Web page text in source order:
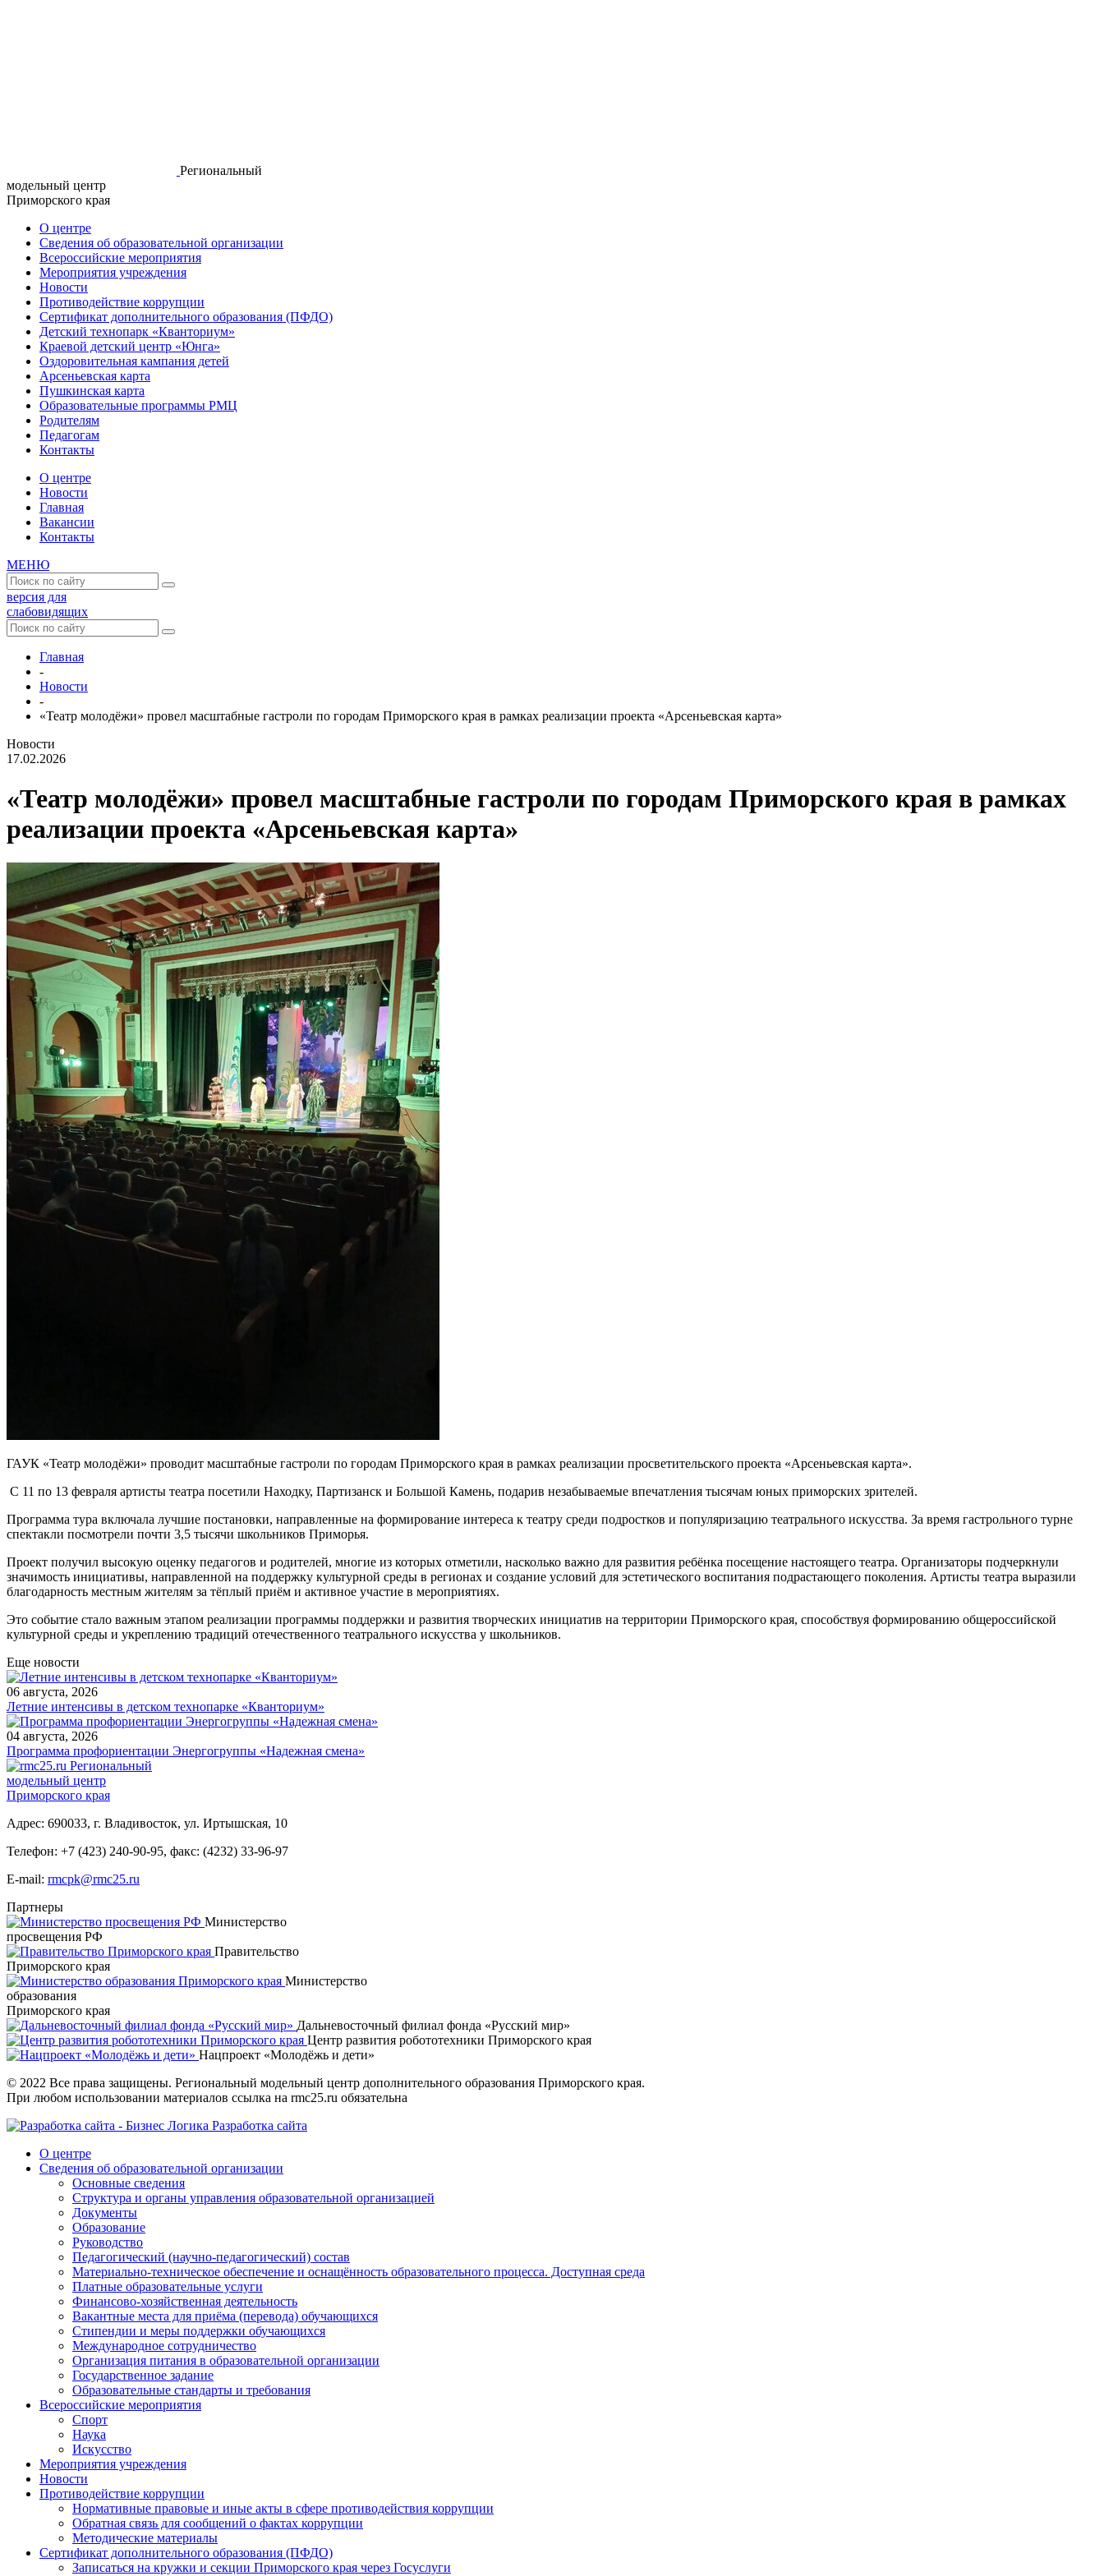
Региональный
модельный центр
Приморского края
О центре
Сведения об образовательной организации
Всероссийские мероприятия
Мероприятия учреждения
Новости
Противодействие коррупции
Сертификат дополнительного образования (ПФДО)
Детский технопарк «Кванториум»
Краевой детский центр «Юнга»
Оздоровительная кампания детей
Арсеньевская карта
Пушкинская карта
Образовательные программы РМЦ
Родителям
Педагогам
Контакты
О центре
Новости
Главная
Вакансии
Контакты
МЕНЮ
версия для
слабовидящих
Главная
-
Новости
-
«Театр молодёжи» провел масштабные гастроли по городам Приморского края в рамках реализации проекта «Арсеньевская карта»
Новости
17.02.2026
«Театр молодёжи» провел масштабные гастроли по городам Приморского края в рамках
реализации проекта «Арсеньевская карта»
ГАУК «Театр молодёжи» проводит масштабные гастроли по городам Приморского края в рамках реализации просветительского проекта «Арсеньевская карта».
С 11 по 13 февраля артисты театра посетили Находку, Партизанск и Большой Камень, подарив незабываемые впечатления тысячам юных приморских зрителей.
Программа тура включала лучшие постановки, направленные на формирование интереса к театру среди подростков и популяризацию театрального искусства. За время гастрольного турне
спектакли посмотрели почти 3,5 тысячи школьников Приморья.
Проект получил высокую оценку педагогов и родителей, многие из которых отметили, насколько важно для развития ребёнка посещение настоящего театра. Организаторы подчеркнули
значимость инициативы, направленной на поддержку культурной среды в регионах и создание условий для эстетического воспитания подрастающего поколения. Артисты театра выразили
благодарность местным жителям за тёплый приём и активное участие в мероприятиях.
Это событие стало важным этапом реализации программы поддержки и развития творческих инициатив на территории Приморского края, способствуя формированию общероссийской
культурной среды и укреплению традиций отечественного театрального искусства у школьников.
Еще новости
06 августа, 2026
Летние интенсивы в детском технопарке «Кванториум»
04 августа, 2026
Программа профориентации Энергогруппы «Надежная смена»
Региональный
модельный центр
Приморского края
Адрес: 690033, г. Владивосток, ул. Иртышская, 10
Телефон: +7 (423) 240-90-95, факс: (4232) 33-96-97
E-mail: rmcpk@rmc25.ru
Партнеры
Министерство
просвещения РФ
Правительство
Приморского края
Министерство
образования
Приморского края
Дальневосточный филиал фонда «Русский мир»
Центр развития робототехники Приморского края
Нацпроект «Молодёжь и дети»
© 2022 Все права защищены. Региональный модельный центр дополнительного образования Приморского края.
При любом использовании материалов ссылка на rmc25.ru обязательна
Разработка сайта
О центре
Сведения об образовательной организации
Основные сведения
Структура и органы управления образовательной организацией
Документы
Образование
Руководство
Педагогический (научно-педагогический) состав
Материально-техническое обеспечение и оснащённость образовательного процесса. Доступная среда
Платные образовательные услуги
Финансово-хозяйственная деятельность
Вакантные места для приёма (перевода) обучающихся
Стипендии и меры поддержки обучающихся
Международное сотрудничество
Организация питания в образовательной организации
Государственное задание
Образовательные стандарты и требования
Всероссийские мероприятия
Спорт
Наука
Искусство
Мероприятия учреждения
Новости
Противодействие коррупции
Нормативные правовые и иные акты в сфере противодействия коррупции
Обратная связь для сообщений о фактах коррупции
Методические материалы
Сертификат дополнительного образования (ПФДО)
Записаться на кружки и секции Приморского края через Госуслуги